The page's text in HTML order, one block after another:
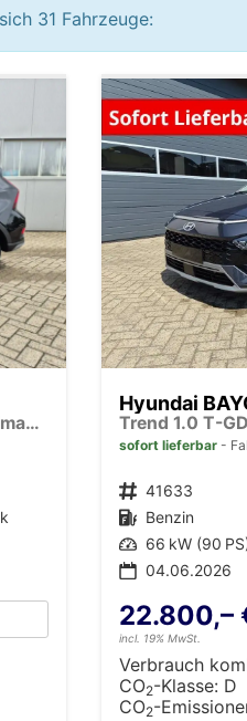
31 Fahrzeuge:
Trend 1.0 T-GDI 90PS Automatik Klimaautomatik Rückf.Kamera Parksensoren Sitzheizung Lenkradheizung Bluetooth Touchscreen Tempomat Apple CarPlay + Android Auto 16"LM
Hyundai
sofort lieferbar
Fahrzeugnr. 41633
Kraftstoff Benzin
Leistung 66 kW (90
04.06.2026
22.800,–
incl. 19% MwSt.
Verbrauch
CO2-Klasse: D
CO2-